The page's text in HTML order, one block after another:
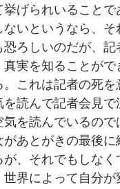
げられいること
ないというなら、
ろしいのだが、
実を知ることが
これは記者の死
読んで記者会見
を読んでいるの
あとがきの最後
が、それでもしな
界によって自分